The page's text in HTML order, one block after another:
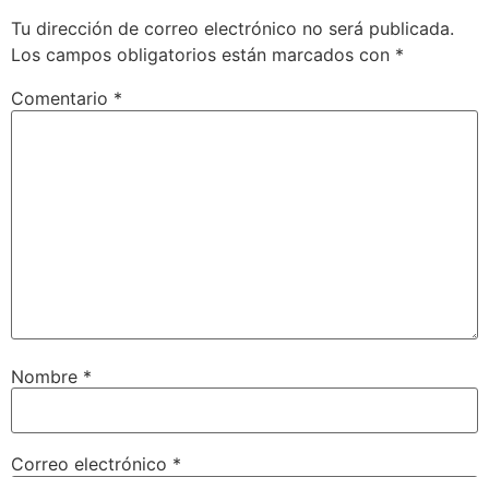
Tu dirección de correo electrónico no será publicada.
Los campos obligatorios están marcados con *
Comentario *
Nombre *
Correo electrónico *